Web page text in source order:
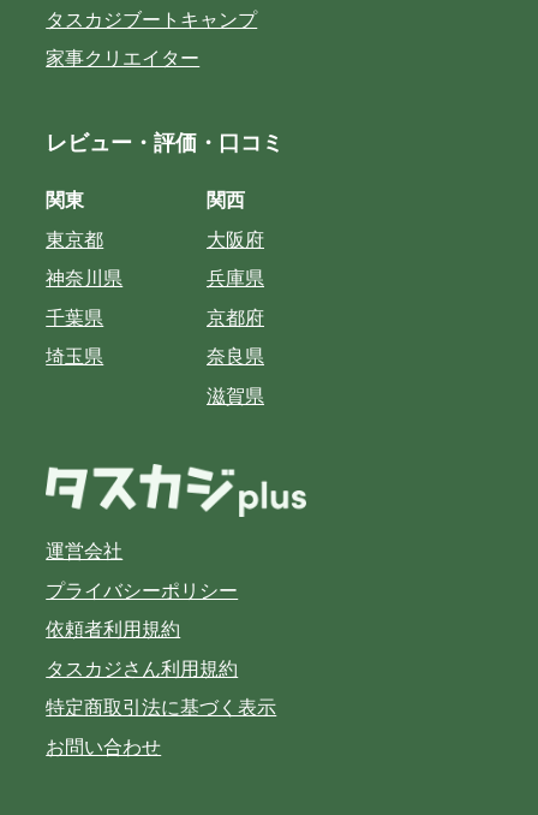
タスカジブートキャンプ
家事クリエイター
レビュー・評価・口コミ
関東
東京都
神奈川県
千葉県
埼玉県
関西
大阪府
兵庫県
京都府
奈良県
滋賀県
運営会社
プライバシーポリシー
依頼者利用規約
タスカジさん利用規約
特定商取引法に基づく表示
お問い合わせ